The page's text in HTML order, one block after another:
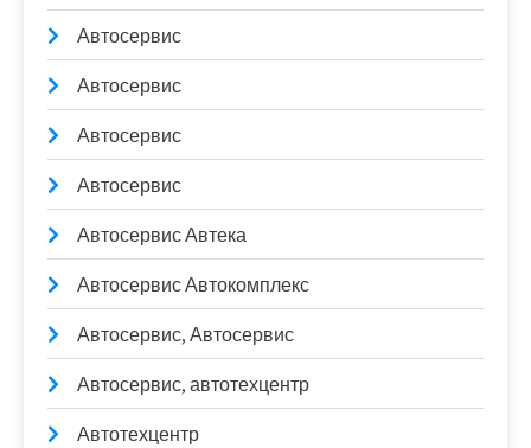
Автосервис
Автосервис
Автосервис
Автосервис
Автосервис Автека
Автосервис Автокомплекс
Автосервис, Автосервис
Автосервис, автотехцентр
Автотехцентр